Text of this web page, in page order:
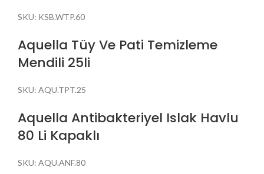
SKU: KSB.WTP.60
Aquella Tüy Ve Pati Temizleme
Mendili 25li
SKU: AQU.TPT.25
Aquella Antibakteriyel Islak Havlu
80 Li Kapaklı
SKU: AQU.ANF.80